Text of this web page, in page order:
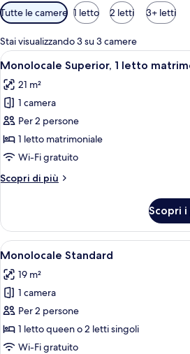
Filtri
disponibili
per
le
camere
Tutte le camere 1 letto 2 letti 3+ letti
Stai visualizzando 3 su 3 camere
Apri
tutte
le
foto
per
Monolocale
Superior,
letto
12
Monolocale Superior, 1 letto
21 m²
1 camera
Per 2 persone
1 letto matrimoniale
Wi-Fi gratuito
Scopri di più
Altri
Superior,
letto
Scopri
Apri
tutte
le
foto
per
Monolocale
Standard
Una
12
Monolocale Standard
19 m²
1 camera
Per 2 persone
1 letto queen o 2 letti singoli
Wi-Fi gratuito